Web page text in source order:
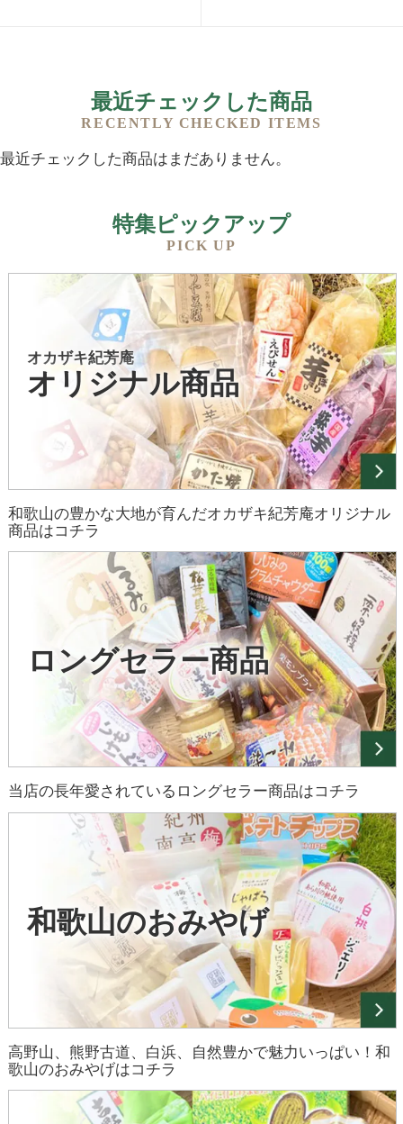
最近チェックした商品
RECENTLY CHECKED ITEMS
最近チェックした商品はまだありません。
特集ピックアップ
PICK UP
オカザキ紀芳庵
オリジナル商品
和歌山の豊かな大地が育んだオカザキ紀芳庵オリジナル
商品はコチラ
ロングセラー商品
当店の長年愛されているロングセラー商品はコチラ
和歌山のおみやげ
高野山、熊野古道、白浜、自然豊かで魅力いっぱい！和
歌山のおみやげはコチラ